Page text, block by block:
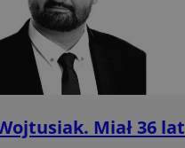
Miał 36 lat